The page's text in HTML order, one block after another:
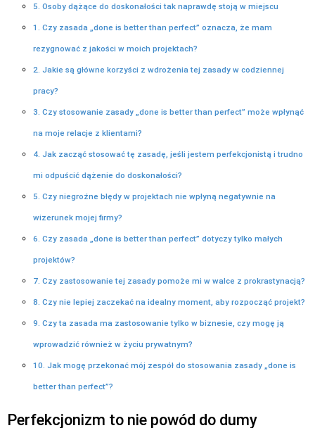
5. Osoby dążące do doskonałości tak naprawdę stoją w miejscu
1. Czy zasada „done is better than perfect” oznacza, że mam
rezygnować z jakości w moich projektach?
2. Jakie są główne korzyści z wdrożenia tej zasady w codziennej
pracy?
3. Czy stosowanie zasady „done is better than perfect” może wpłynąć
na moje relacje z klientami?
4. Jak zacząć stosować tę zasadę, jeśli jestem perfekcjonistą i trudno
mi odpuścić dążenie do doskonałości?
5. Czy niegroźne błędy w projektach nie wpłyną negatywnie na
wizerunek mojej firmy?
6. Czy zasada „done is better than perfect” dotyczy tylko małych
projektów?
7. Czy zastosowanie tej zasady pomoże mi w walce z prokrastynacją?
8. Czy nie lepiej zaczekać na idealny moment, aby rozpocząć projekt?
9. Czy ta zasada ma zastosowanie tylko w biznesie, czy mogę ją
wprowadzić również w życiu prywatnym?
10. Jak mogę przekonać mój zespół do stosowania zasady „done is
better than perfect”?
Perfekcjonizm to nie powód do dumy